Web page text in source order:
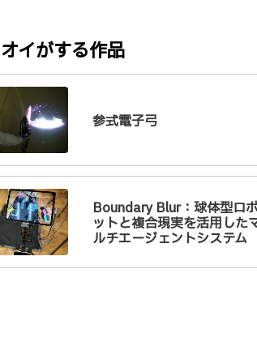
イがする作品
参式電子弓
Boundary Blur：球体型ロ
ットと複合現実を活用した
ルチエージェントシステム